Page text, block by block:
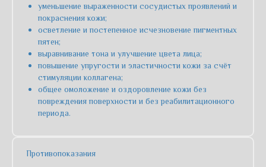
уменьшение выраженности сосудистых проявлений и
покраснения кожи;
осветление и постепенное исчезновение пигментных
пятен;
выравнивание тона и улучшение цвета лица;
повышение упругости и эластичности кожи за счёт
стимуляции коллагена;
общее омоложение и оздоровление кожи без
повреждения поверхности и без реабилитационного
периода.
Противопоказания